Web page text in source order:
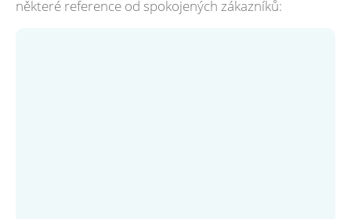
některé reference od spokojených zákazníků: